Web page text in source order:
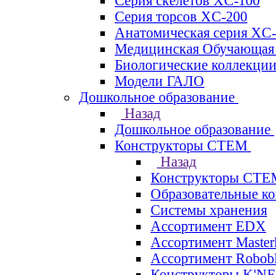
Серия торсов XC-200
Анатомическая серия
Медицинская Обучающая
Биологические коллекции
Модели ГАЛО
Дошкольное образование
Назад
Дошкольное образование
Конструкторы СТЕМ
Назад
Конструкторы
Образовательные
Системы хранения
Ассортимент EDX
Ассортимент
Ассортимент